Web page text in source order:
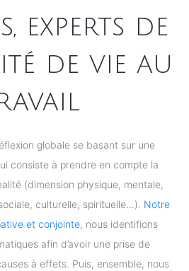
, experts de
de vie au
globale se basant sur une
consiste à prendre en compte la
(dimension physique, mentale,
culturelle, spirituelle…). Notre
et conjointe, nous identifions
afin d’avoir une prise de
à effets. Puis, ensemble, nous